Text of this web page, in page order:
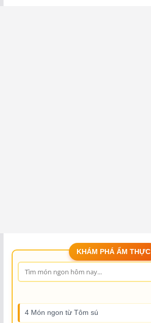
KHÁM PHÁ ẨM THỰC
4 Món ngon từ Tôm sú